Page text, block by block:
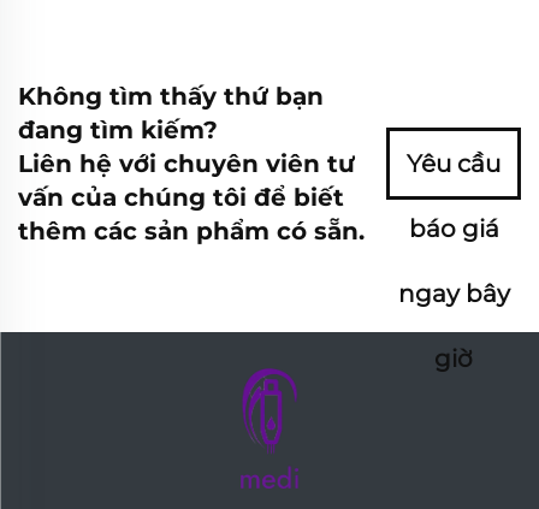
Không tìm thấy thứ bạn
đang tìm kiếm?
Liên hệ với chuyên viên tư
vấn của chúng tôi để biết
thêm các sản phẩm có sẵn.
Yêu cầu
báo giá
ngay bây
giờ